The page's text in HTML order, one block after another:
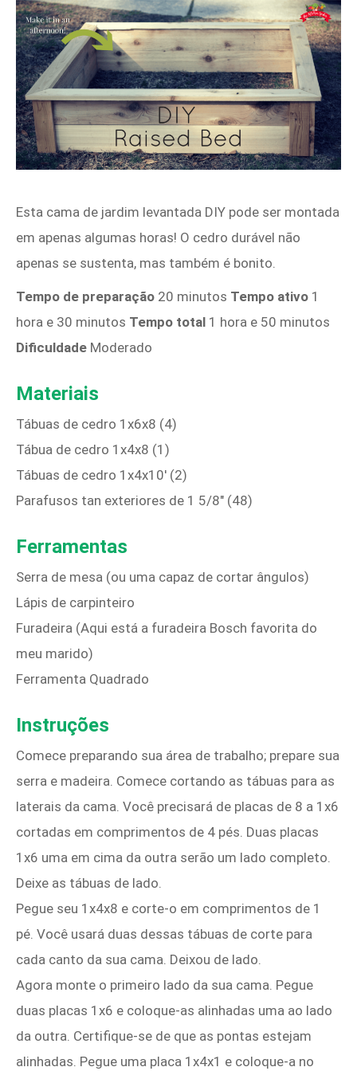
Esta cama de jardim levantada DIY pode ser montada
em apenas algumas horas! O cedro durável não
apenas se sustenta, mas também é bonito.
Tempo de preparação 20 minutos Tempo ativo 1
hora e 30 minutos Tempo total 1 hora e 50 minutos
Dificuldade Moderado
Materiais
Tábuas de cedro 1x6x8 (4)
Tábua de cedro 1x4x8 (1)
Tábuas de cedro 1x4x10' (2)
Parafusos tan exteriores de 1 5/8" (48)
Ferramentas
Serra de mesa (ou uma capaz de cortar ângulos)
Lápis de carpinteiro
Furadeira (Aqui está a furadeira Bosch favorita do
meu marido)
Ferramenta Quadrado
Instruções
Comece preparando sua área de trabalho; prepare sua
serra e madeira. Comece cortando as tábuas para as
laterais da cama. Você precisará de placas de 8 a 1x6
cortadas em comprimentos de 4 pés. Duas placas
1x6 uma em cima da outra serão um lado completo.
Deixe as tábuas de lado.
Pegue seu 1x4x8 e corte-o em comprimentos de 1
pé. Você usará duas dessas tábuas de corte para
cada canto da sua cama. Deixou de lado.
Agora monte o primeiro lado da sua cama. Pegue
duas placas 1x6 e coloque-as alinhadas uma ao lado
da outra. Certifique-se de que as pontas estejam
alinhadas. Pegue uma placa 1x4x1 e coloque-a no